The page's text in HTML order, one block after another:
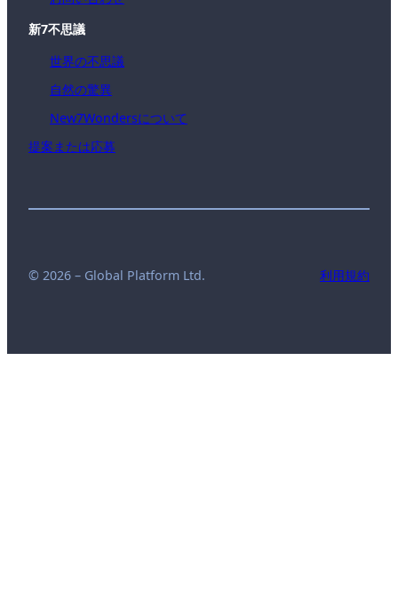
新7不思議
世界の不思議
自然の驚異
New7Wondersについて
提案または応募
© 2026 – Global Platform Ltd. 利用規約